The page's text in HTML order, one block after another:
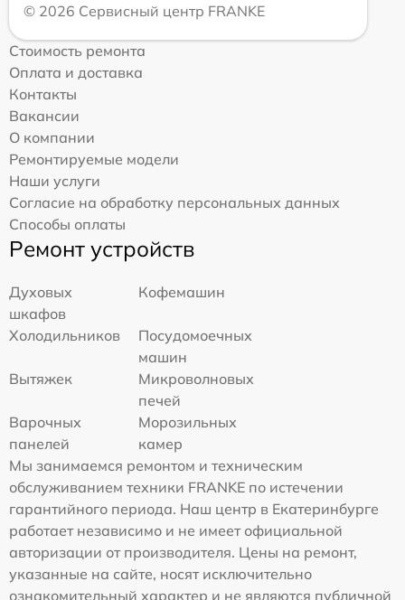
© 2026 Сервисный центр FRANKE
Стоимость ремонта
Оплата и доставка
Контакты
Вакансии
О компании
Ремонтируемые модели
Наши услуги
Согласие на обработку персональных данных
Способы оплаты
Ремонт устройств
Духовых
шкафов
Кофемашин
Холодильников
Посудомоечных
машин
Вытяжек
Микроволновых
печей
Варочных
панелей
Морозильных
камер
Мы занимаемся ремонтом и техническим
обслуживанием техники FRANKE по истечении
гарантийного периода. Наш центр в Екатеринбурге
работает независимо и не имеет официальной
авторизации от производителя. Цены на ремонт,
указанные на сайте, носят исключительно
ознакомительный характер и не являются публичной